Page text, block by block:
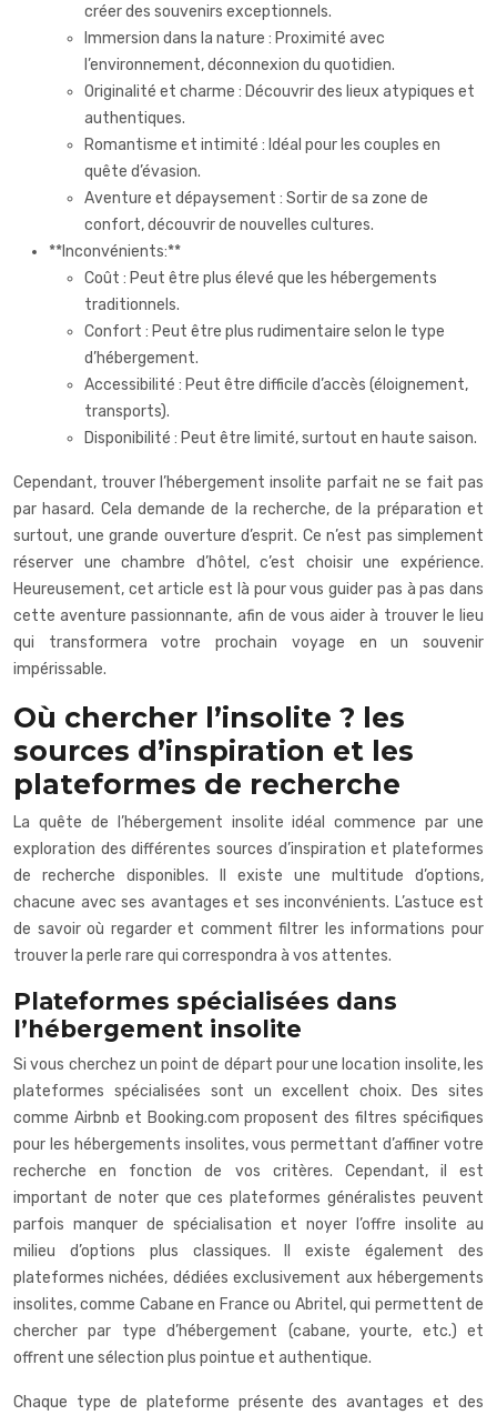
créer des souvenirs exceptionnels.
Immersion dans la nature : Proximité avec
l’environnement, déconnexion du quotidien.
Originalité et charme : Découvrir des lieux atypiques et
authentiques.
Romantisme et intimité : Idéal pour les couples en
quête d’évasion.
Aventure et dépaysement : Sortir de sa zone de
confort, découvrir de nouvelles cultures.
**Inconvénients:**
Coût : Peut être plus élevé que les hébergements
traditionnels.
Confort : Peut être plus rudimentaire selon le type
d’hébergement.
Accessibilité : Peut être difficile d’accès (éloignement,
transports).
Disponibilité : Peut être limité, surtout en haute saison.
Cependant, trouver l’hébergement insolite parfait ne se fait pas
par hasard. Cela demande de la recherche, de la préparation et
surtout, une grande ouverture d’esprit. Ce n’est pas simplement
réserver une chambre d’hôtel, c’est choisir une expérience.
Heureusement, cet article est là pour vous guider pas à pas dans
cette aventure passionnante, afin de vous aider à trouver le lieu
qui transformera votre prochain voyage en un souvenir
impérissable.
Où chercher l’insolite ? les
sources d’inspiration et les
plateformes de recherche
La quête de l’hébergement insolite idéal commence par une
exploration des différentes sources d’inspiration et plateformes
de recherche disponibles. Il existe une multitude d’options,
chacune avec ses avantages et ses inconvénients. L’astuce est
de savoir où regarder et comment filtrer les informations pour
trouver la perle rare qui correspondra à vos attentes.
Plateformes spécialisées dans
l’hébergement insolite
Si vous cherchez un point de départ pour une location insolite, les
plateformes spécialisées sont un excellent choix. Des sites
comme Airbnb et Booking.com proposent des filtres spécifiques
pour les hébergements insolites, vous permettant d’affiner votre
recherche en fonction de vos critères. Cependant, il est
important de noter que ces plateformes généralistes peuvent
parfois manquer de spécialisation et noyer l’offre insolite au
milieu d’options plus classiques. Il existe également des
plateformes nichées, dédiées exclusivement aux hébergements
insolites, comme Cabane en France ou Abritel, qui permettent de
chercher par type d’hébergement (cabane, yourte, etc.) et
offrent une sélection plus pointue et authentique.
Chaque type de plateforme présente des avantages et des